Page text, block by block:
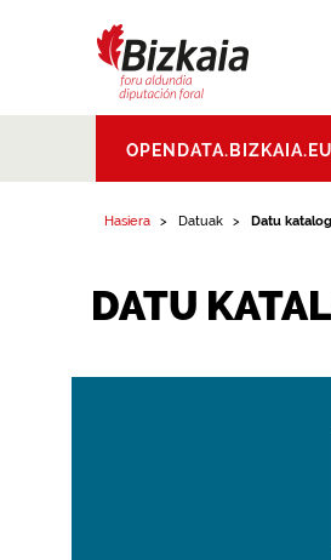
Aldundia.Diputacion
Foral de Bizkaia
Hasiera Datuak Datu
DATU